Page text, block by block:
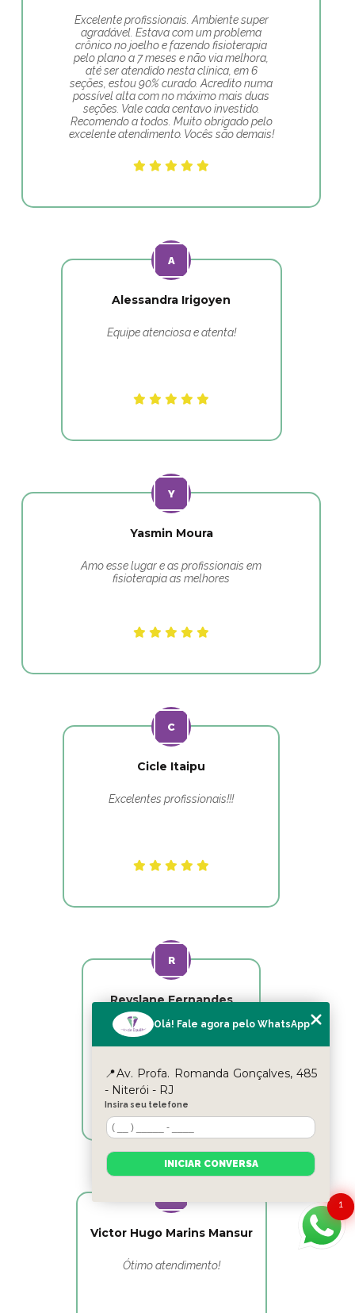
Excelente profissionais. Ambiente super
agradável. Estava com um problema
crônico no joelho e fazendo fisioterapia
pelo plano a 7 meses e não via melhora,
até ser atendido nesta clínica, em 6
seções, estou 90% curado. Acredito numa
possível alta com no máximo mais duas
seções. Vale cada centavo investido.
Recomendo a todos. Muito obrigado pelo
excelente atendimento. Vocês são demais!
Alessandra Irigoyen
Equipe atenciosa e atenta!
Yasmin Moura
Amo esse lugar e as profissionais em
fisioterapia as melhores
Cicle Itaipu
Excelentes profissionais!!!
Reyslane Fernandes
Excelente equipe!!
Victor Hugo Marins Mansur
Ótimo atendimento!
1
Olá! Fale agora pelo WhatsApp
📍Av. Profa. Romanda Gonçalves, 485
- Niterói - RJ
Insira seu telefone
INICIAR CONVERSA